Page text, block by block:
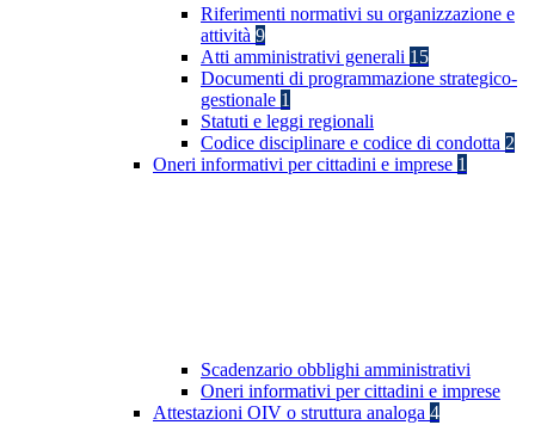
Riferimenti normativi su organizzazione e
attività 9
Atti amministrativi generali 15
Documenti di programmazione strategico-
gestionale 1
Statuti e leggi regionali
Codice disciplinare e codice di condotta 2
Oneri informativi per cittadini e imprese 1
Scadenzario obblighi amministrativi
Oneri informativi per cittadini e imprese
Attestazioni OIV o struttura analoga 4